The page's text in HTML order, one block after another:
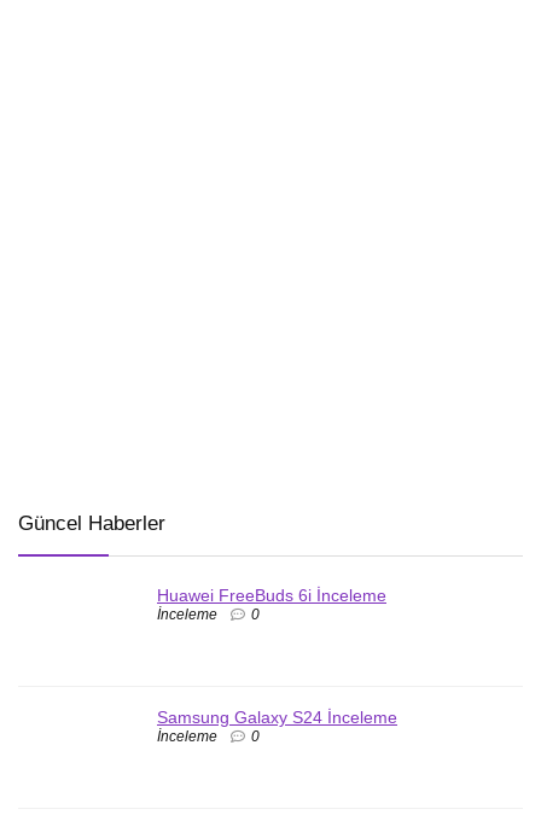
Güncel Haberler
Huawei FreeBuds 6i İnceleme
İnceleme 0
Samsung Galaxy S24 İnceleme
İnceleme 0